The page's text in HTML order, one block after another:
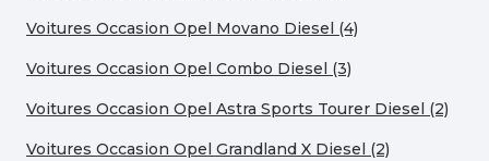
Voitures Occasion Opel Movano Diesel (4)
Voitures Occasion Opel Combo Diesel (3)
Voitures Occasion Opel Astra Sports Tourer Diesel (2)
Voitures Occasion Opel Grandland X Diesel (2)